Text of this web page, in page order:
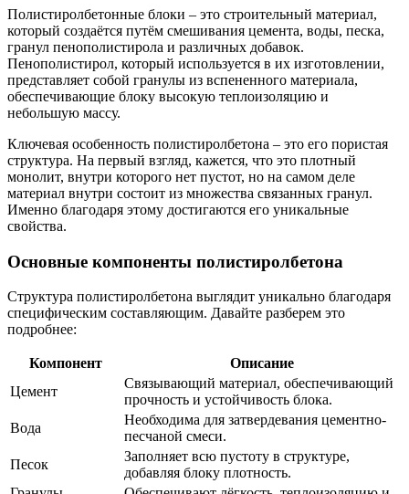
Полистиролбетонные блоки – это строительный материал,
который создаётся путём смешивания цемента, воды, песка,
гранул пенополистирола и различных добавок.
Пенополистирол, который используется в их изготовлении,
представляет собой гранулы из вспененного материала,
обеспечивающие блоку высокую теплоизоляцию и
небольшую массу.
Ключевая особенность полистиролбетона – это его пористая
структура. На первый взгляд, кажется, что это плотный
монолит, внутри которого нет пустот, но на самом деле
материал внутри состоит из множества связанных гранул.
Именно благодаря этому достигаются его уникальные
свойства.
Основные компоненты полистиролбетона
Структура полистиролбетона выглядит уникально благодаря
специфическим составляющим. Давайте разберем это
подробнее:
Компонент
Описание
Цемент
Связывающий материал, обеспечивающий
прочность и устойчивость блока.
Вода
Необходима для затвердевания цементно-
песчаной смеси.
Песок
Заполняет всю пустоту в структуре,
добавляя блоку плотность.